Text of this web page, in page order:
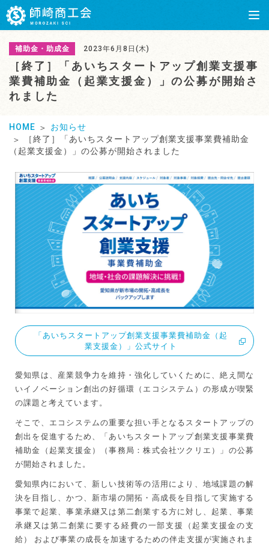
補助金・助成金 2023年6月8日(木)
［終了］「あいちスタートアップ創業支援事
業費補助金（起業支援金）」の公募が開始さ
れました
HOME
お知らせ
［終了］「あいちスタートアップ創業支援事業費補助金
（起業支援金）」の公募が開始されました
「あいちスタートアップ創業支援事業費補助金（起
業支援金）」公式サイト
愛知県は、産業競争力を維持・強化していくために、絶え間な
いイノベーション創出の好循環（エコシステム）の形成が喫緊
の課題と考えています。
そこで、エコシステムの重要な担い手となるスタートアップの
創出を促進するため、「あいちスタートアップ創業支援事業費
補助金（起業支援金）（事務局：株式会社ツクリエ）」の公募
が開始されました。
愛知県内において、新しい技術等の活用により、地域課題の解
決を目指し、かつ、新市場の開拓・高成長を目指して実施する
事業で起業、事業承継又は第二創業する方に対し、起業、事業
承継又は第二創業に要する経費の一部支援（起業支援金の支
給） および事業の成長を加速するための伴走支援が実施されま